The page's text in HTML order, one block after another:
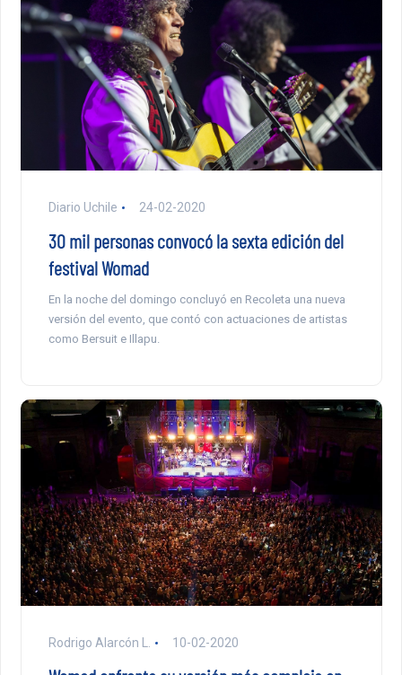
Diario Uchile 24-02-2020
30 mil personas convocó la sexta edición del
festival Womad
En la noche del domingo concluyó en Recoleta una nueva
versión del evento, que contó con actuaciones de artistas
como Bersuit e Illapu.
Rodrigo Alarcón L. 10-02-2020